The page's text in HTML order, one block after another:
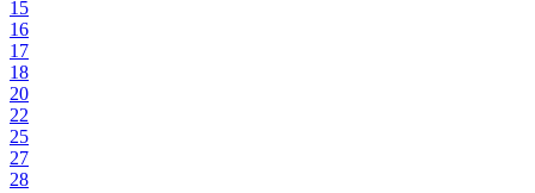
15
16
17
18
20
22
25
27
28